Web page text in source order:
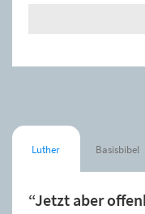
Luther Basisbibel
“Jetzt aber